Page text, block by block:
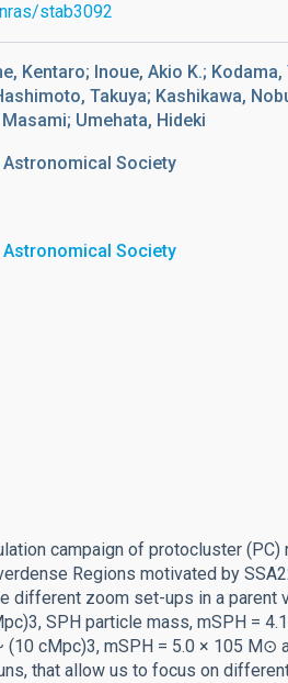
stab3092
Kentaro; Inoue, Akio K.; Kodama,
Takuya; Kashikawa,
Umehata, Hideki
Society
Society
campaign of protocluster (PC)
Regions motivated by
different zoom set-ups in a parent
SPH particle mass, mSPH =
cMpc)3, mSPH = 5.0 × 105 M⊙
that allow us to focus on